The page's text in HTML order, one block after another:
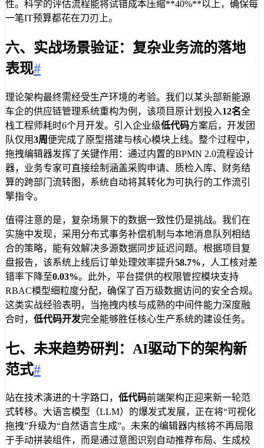
性。科学的评估流程能将试错成本压缩**40%**以上，确保每
一笔IT预算都花在刀刃上。
六、实战场景验证：复杂业务流的落地
表现#
理论架构最终需经受生产环境的考验。我们以某头部新能源
车企的供应链管理系统重构为例，该项目原计划投入12名全
栈工程师耗时6个月开发。引入企业级低代码方案后，开发团
队仅用3周便完成了原型搭建与核心模块上线。整个过程中，
拖拽编辑器发挥了关键作用：通过内置的BPMN 2.0流程设计
器，业务专家可直接绘制涵盖采购申请、质检入库、财务结
算的跨部门流转图，系统自动将其转化为可执行的工作流引
擎指令。
值得注意的是，复杂场景下的数据一致性仍是挑战。我们在
实施中发现，采用分布式事务补偿机制与本地消息队列相结
合的策略，能有效解决多源数据同步延迟问题。根据项目复
盘报告，该系统上线后订单处理效率提升58.7%，人工核对差
错率下降至0.03%。此外，平台提供的权限管控模块支持
RBAC模型细粒度分配，确保了百万级数据访问的安全合规。
这类实战经验表明，当拖拽内核与成熟的中间件能力深度融
合时， 低代码开发完全能够胜任核心生产系统的建设任务。
七、未来趋势研判：AI驱动下的架构新
范式#
站在技术演进的十字路口， 低代码前端架构正迎来新一轮范
式转移。大语言模型（LLM）的爆发式发展，正在将“可视化
拖拽”升级为“自然语言生成”。未来的编辑器内核将不再局限
于手动拼装组件，而是通过意图识别自动推荐布局、生成校